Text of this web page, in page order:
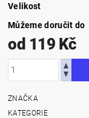
Velikost
Můžeme doručit do
od 119 Kč
ZNAČKA
KATEGORIE